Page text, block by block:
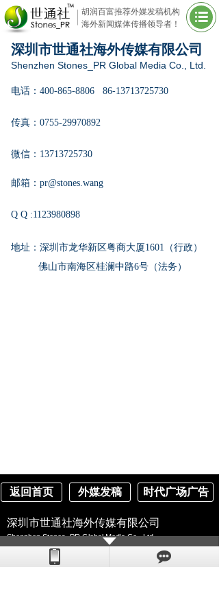
胡润百富推荐外媒发稿机构
海外新闻媒体传播领导者！
深圳市世通社海外传媒有限公司
Shenzhen Stones_PR Global Media Co., Ltd.
电话：400-865-8806 86-13713725730
传真：0755-29970892
微信：13713725730
邮箱：pr@stones.wang
Q Q :1123980898
地址：深圳市龙华新区粤商大厦1601（行政）
佛山市南海区桂澜中路6号（法务）
深圳市世通社海外传媒有限公司
Shenzhen Stones_PR Global Media Co., Ltd.
深圳市罗湖区外贸集团大厦2806 （大陆）
返回首页 外媒发稿 时代广场广告